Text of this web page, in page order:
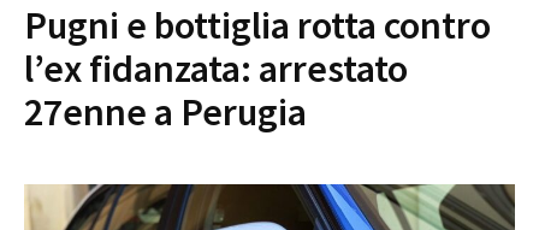
Pugni e bottiglia rotta contro
l’ex fidanzata: arrestato
27enne a Perugia